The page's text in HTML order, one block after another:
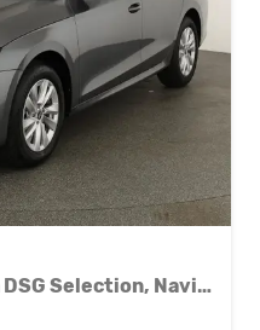
2.0 TDI 110 kW Selection DSG Selection, Navi, AHK, el. Klappe, 5-J Garantie